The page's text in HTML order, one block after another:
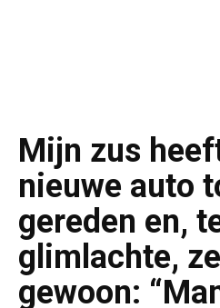
Mijn zus
nieuwe auto
gereden en,
glimlachte,
gewoon: